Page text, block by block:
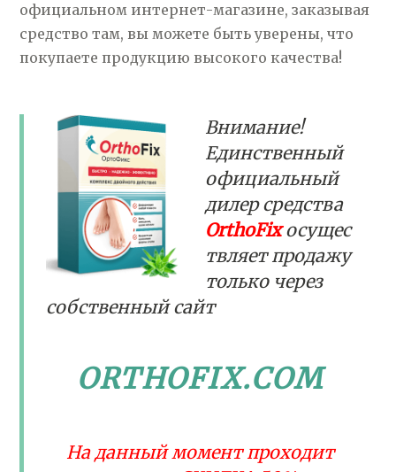
официальном интернет-магазине, заказывая
средство там, вы можете быть уверены, что
покупаете продукцию высокого качества!
Внимание!
Единственный
официальный
дилер средства
OrthoFixосущес
твляет продажу
только через
собственный сайт
ORTHOFIX.COM
На данный момент проходит